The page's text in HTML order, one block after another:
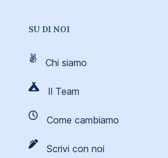
SU DI NOI
Chi siamo
Il Team
Come cambiamo
Scrivi con noi